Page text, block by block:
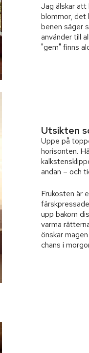
Jag älskar att
blommor, det
benen säger
använder till
"gem" finns
Utsikten
Uppe på
horisonten.
andan – och
Frukosten är
upp bakom
varma
önskar
chans i